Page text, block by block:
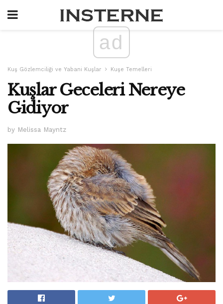
ad
Kuş Gözlemciliği ve Yabani Kuşlar Kuşe Temelleri
Kuşlar Geceleri Nereye
Gidiyor
by Melissa Mayntz